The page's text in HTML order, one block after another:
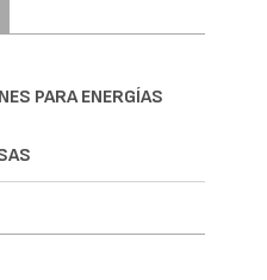
PARA ENERGÍAS